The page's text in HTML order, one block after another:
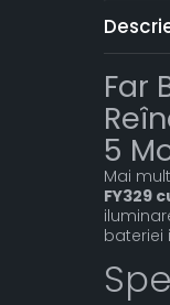
Far
5
Mai
FY329
bateriei